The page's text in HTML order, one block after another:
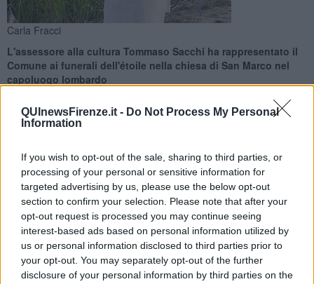
QUInewsFirenze.it - Do Not Process My Personal
Information
If you wish to opt-out of the sale, sharing to third parties, or
processing of your personal or sensitive information for
targeted advertising by us, please use the below opt-out
section to confirm your selection. Please note that after your
opt-out request is processed you may continue seeing
interest-based ads based on personal information utilized by
us or personal information disclosed to third parties prior to
your opt-out. You may separately opt-out of the further
disclosure of your personal information by third parties on the
Carla Fracci
L'assessore alla cultura Tommaso Sacchi ha rappresentato il
Comune ai funerali dell'étoile nella chiesa di San Marco nel
capoluogo lombardo
MILANO —C'era anche Firenze, oggi a Milano, a dare l'addio a
Carla Fracci. In rappresentanza del Comune di Firenze, l’assessore
alla cultura Tommaso Sacchi ha infatti partecipato ai
funerali dell'étoile scomparsa lo scorso 27 Maggio. Le esequie si
sono svolte nella chiesa di San Marco a Milano, città natale della
Signora della danza.
“Carla Fracci era molto legata a Firenze e alla Toscana –
commenta Sacchi -: qui si è sposata, nel 1964 a Palazzo Vecchio;